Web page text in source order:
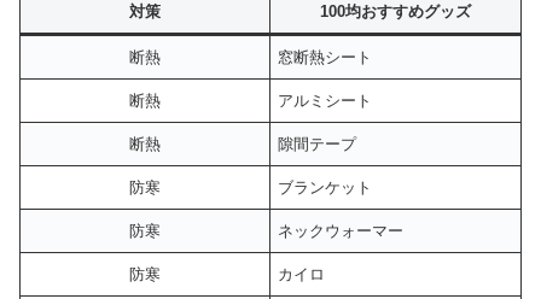
対策 100均おすすめグッズ
断熱 窓断熱シート
断熱 アルミシート
断熱 隙間テープ
防寒 ブランケット
防寒 ネックウォーマー
防寒 カイロ